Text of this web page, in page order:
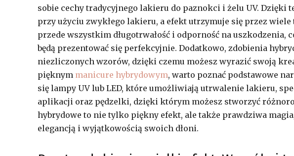
sobie cechy tradycyjnego lakieru do paznokci i żelu UV. Dzięki
przy użyciu zwykłego lakieru, a efekt utrzymuje się przez
przede wszystkim długotrwałość i odporność na uszkodzenia,
będą prezentować się perfekcyjnie. Dodatkowo, zdobienia
niezliczonych wzorów, dzięki czemu możesz wyrazić swoją
pięknym manicure hybrydowym, warto poznać podstawowe
się lampy UV lub LED, które umożliwiają utrwalenie lakieru,
aplikacji oraz pędzelki, dzięki którym możesz stworzyć
hybrydowe to nie tylko piękny efekt, ale także prawdziwa
elegancją i wyjątkowością swoich dłoni.